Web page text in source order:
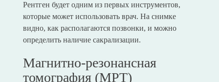
Рентген будет одним из первых инструментов,
которые может использовать врач. На снимке
видно, как располагаются позвонки, и можно
определить наличие сакрализации.
Магнитно-резонансная
томография (МРТ)